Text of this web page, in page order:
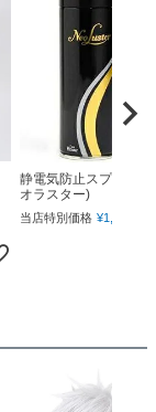
静電気防止スプレー(ネ
オラスター)
当店特別価格 ¥1,760